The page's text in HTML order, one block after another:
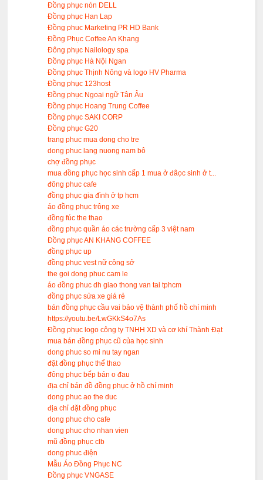
Đồng phục nón DELL
Đồng phục Han Lap
Đồng phuc Marketing PR HD Bank
Đồng Phục Coffee An Khang
Đông phục Nailology spa
Đồng phục Hà Nội Ngan
Đồng phục Thịnh Nông và logo HV Pharma
Đồng phục 123host
Đồng phục Ngoại ngữ Tân Âu
Đồng phục Hoang Trung Coffee
Đồng phục SAKI CORP
Đồng phục G20
trang phuc mua dong cho tre
dong phuc lang nuong nam bô
chợ đồng phục
mua đồng phục học sinh cấp 1 mua ở đâọc sinh ở t...
đông phuc cafe
đồng phục gia đình ở tp hcm
áo đồng phục trông xe
đồng fúc the thao
đồng phục quần áo các trường cấp 3 việt nam
Đồng phục AN KHANG COFFEE
đồng phục up
đồng phục vest nữ công sở
the goi dong phuc cam le
áo đồng phuc dh giao thong van tai tphcm
đồng phục sửa xe giá rẻ
bán đồng phục cầu vai bảo vệ thành phố hồ chí minh
https://youtu.be/LwGKkS4o7As
Đồng phục logo công ty TNHH XD và cơ khí Thành Đạt
mua bán đồng phục cũ của học sinh
dong phuc so mi nu tay ngan
đặt đồng phục thể thao
đông phục bếp bán o đau
địa chỉ bán đồ đồng phục ở hồ chí minh
dong phuc ao the duc
địa chỉ đặt đồng phục
dong phuc cho cafe
dong phuc cho nhan vien
mũ đồng phục clb
dong phuc điện
Mẫu Áo Đồng Phục NC
Đồng phục VNGASE